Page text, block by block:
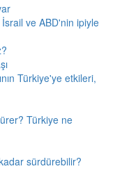
ve ABD'nin ipiyle
Türkiye'ye etkileri,
Türkiye ne
sürdürebilir?